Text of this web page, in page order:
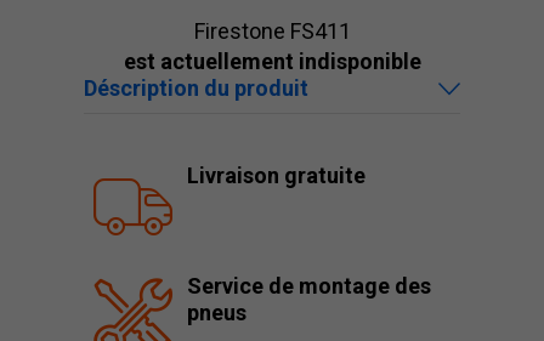
Firestone FS411
est actuellement indisponible
Déscription du produit
Livraison gratuite
Service de montage des
pneus